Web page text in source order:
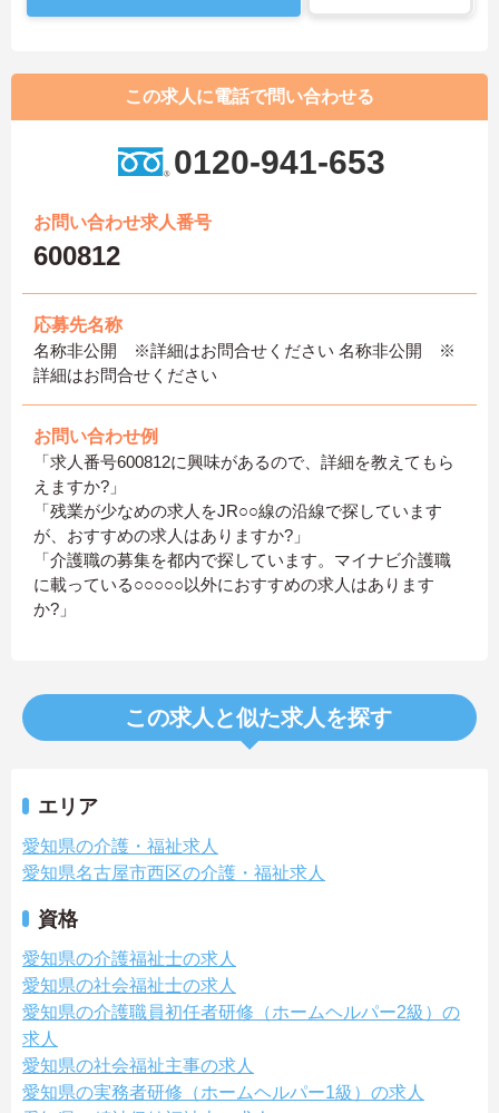
この求人に電話で問い合わせる
0120-941-653
お問い合わせ求人番号
600812
応募先名称
名称非公開 ※詳細はお問合せください 名称非公開 ※
詳細はお問合せください
お問い合わせ例
「求人番号600812に興味があるので、詳細を教えてもら
えますか?」
「残業が少なめの求人をJR○○線の沿線で探しています
が、おすすめの求人はありますか?」
「介護職の募集を都内で探しています。マイナビ介護職
に載っている○○○○○以外におすすめの求人はあります
か?」
この求人と似た求人を探す
エリア
愛知県の介護・福祉求人
愛知県名古屋市西区の介護・福祉求人
資格
愛知県の介護福祉士の求人
愛知県の社会福祉士の求人
愛知県の介護職員初任者研修（ホームヘルパー2級）の
求人
愛知県の社会福祉主事の求人
愛知県の実務者研修（ホームヘルパー1級）の求人